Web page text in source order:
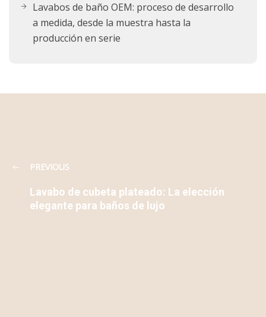
Lavabos de baño OEM: proceso de desarrollo
a medida, desde la muestra hasta la
producción en serie
PREVIOUS
Lavabo de cubeta plateado: La elección
elegante para baños de lujo